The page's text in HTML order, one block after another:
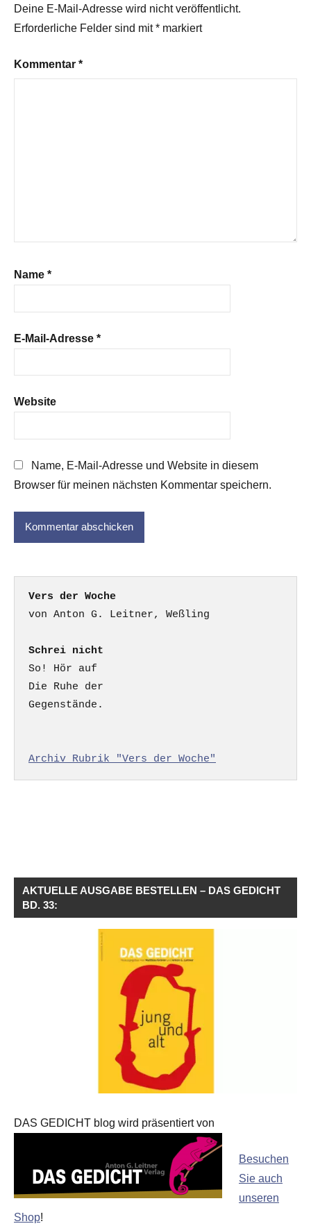
Deine E-Mail-Adresse wird nicht veröffentlicht.
Erforderliche Felder sind mit* markiert
Kommentar *
Name *
E-Mail-Adresse *
Website
Name, E-Mail-Adresse und Website in diesem
Browser für meinen nächsten Kommentar speichern.
Vers der Woche
Schrei nicht
So! Hör auf
Die Ruhe der
Gegenstände.
Archiv Rubrik "Vers der Woche"
AKTUELLE AUSGABE BESTELLEN – DAS GEDICHT
BD. 33:
DAS GEDICHT blog wird präsentiert von
Besuchen
Sie auch
unseren
Shop!